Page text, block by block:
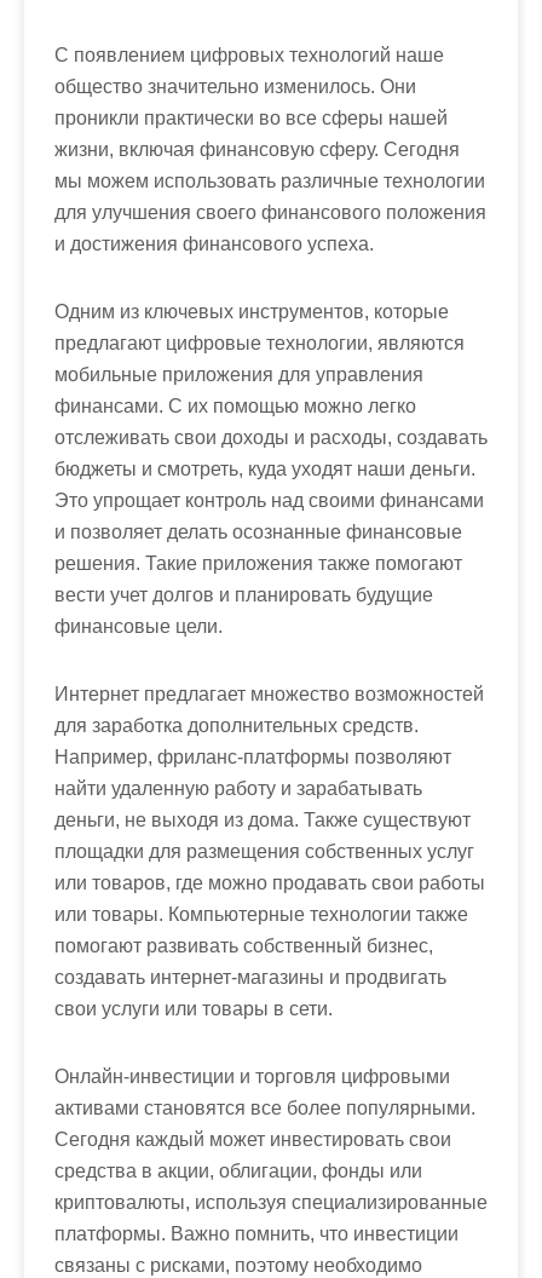
С появлением цифровых технологий наше
общество значительно изменилось. Они
проникли практически во все сферы нашей
жизни, включая финансовую сферу. Сегодня
мы можем использовать различные технологии
для улучшения своего финансового положения
и достижения финансового успеха.
Одним из ключевых инструментов, которые
предлагают цифровые технологии, являются
мобильные приложения для управления
финансами. С их помощью можно легко
отслеживать свои доходы и расходы, создавать
бюджеты и смотреть, куда уходят наши деньги.
Это упрощает контроль над своими финансами
и позволяет делать осознанные финансовые
решения. Такие приложения также помогают
вести учет долгов и планировать будущие
финансовые цели.
Интернет предлагает множество возможностей
для заработка дополнительных средств.
Например, фриланс-платформы позволяют
найти удаленную работу и зарабатывать
деньги, не выходя из дома. Также существуют
площадки для размещения собственных услуг
или товаров, где можно продавать свои работы
или товары. Компьютерные технологии также
помогают развивать собственный бизнес,
создавать интернет-магазины и продвигать
свои услуги или товары в сети.
Онлайн-инвестиции и торговля цифровыми
активами становятся все более популярными.
Сегодня каждый может инвестировать свои
средства в акции, облигации, фонды или
криптовалюты, используя специализированные
платформы. Важно помнить, что инвестиции
связаны с рисками, поэтому необходимо